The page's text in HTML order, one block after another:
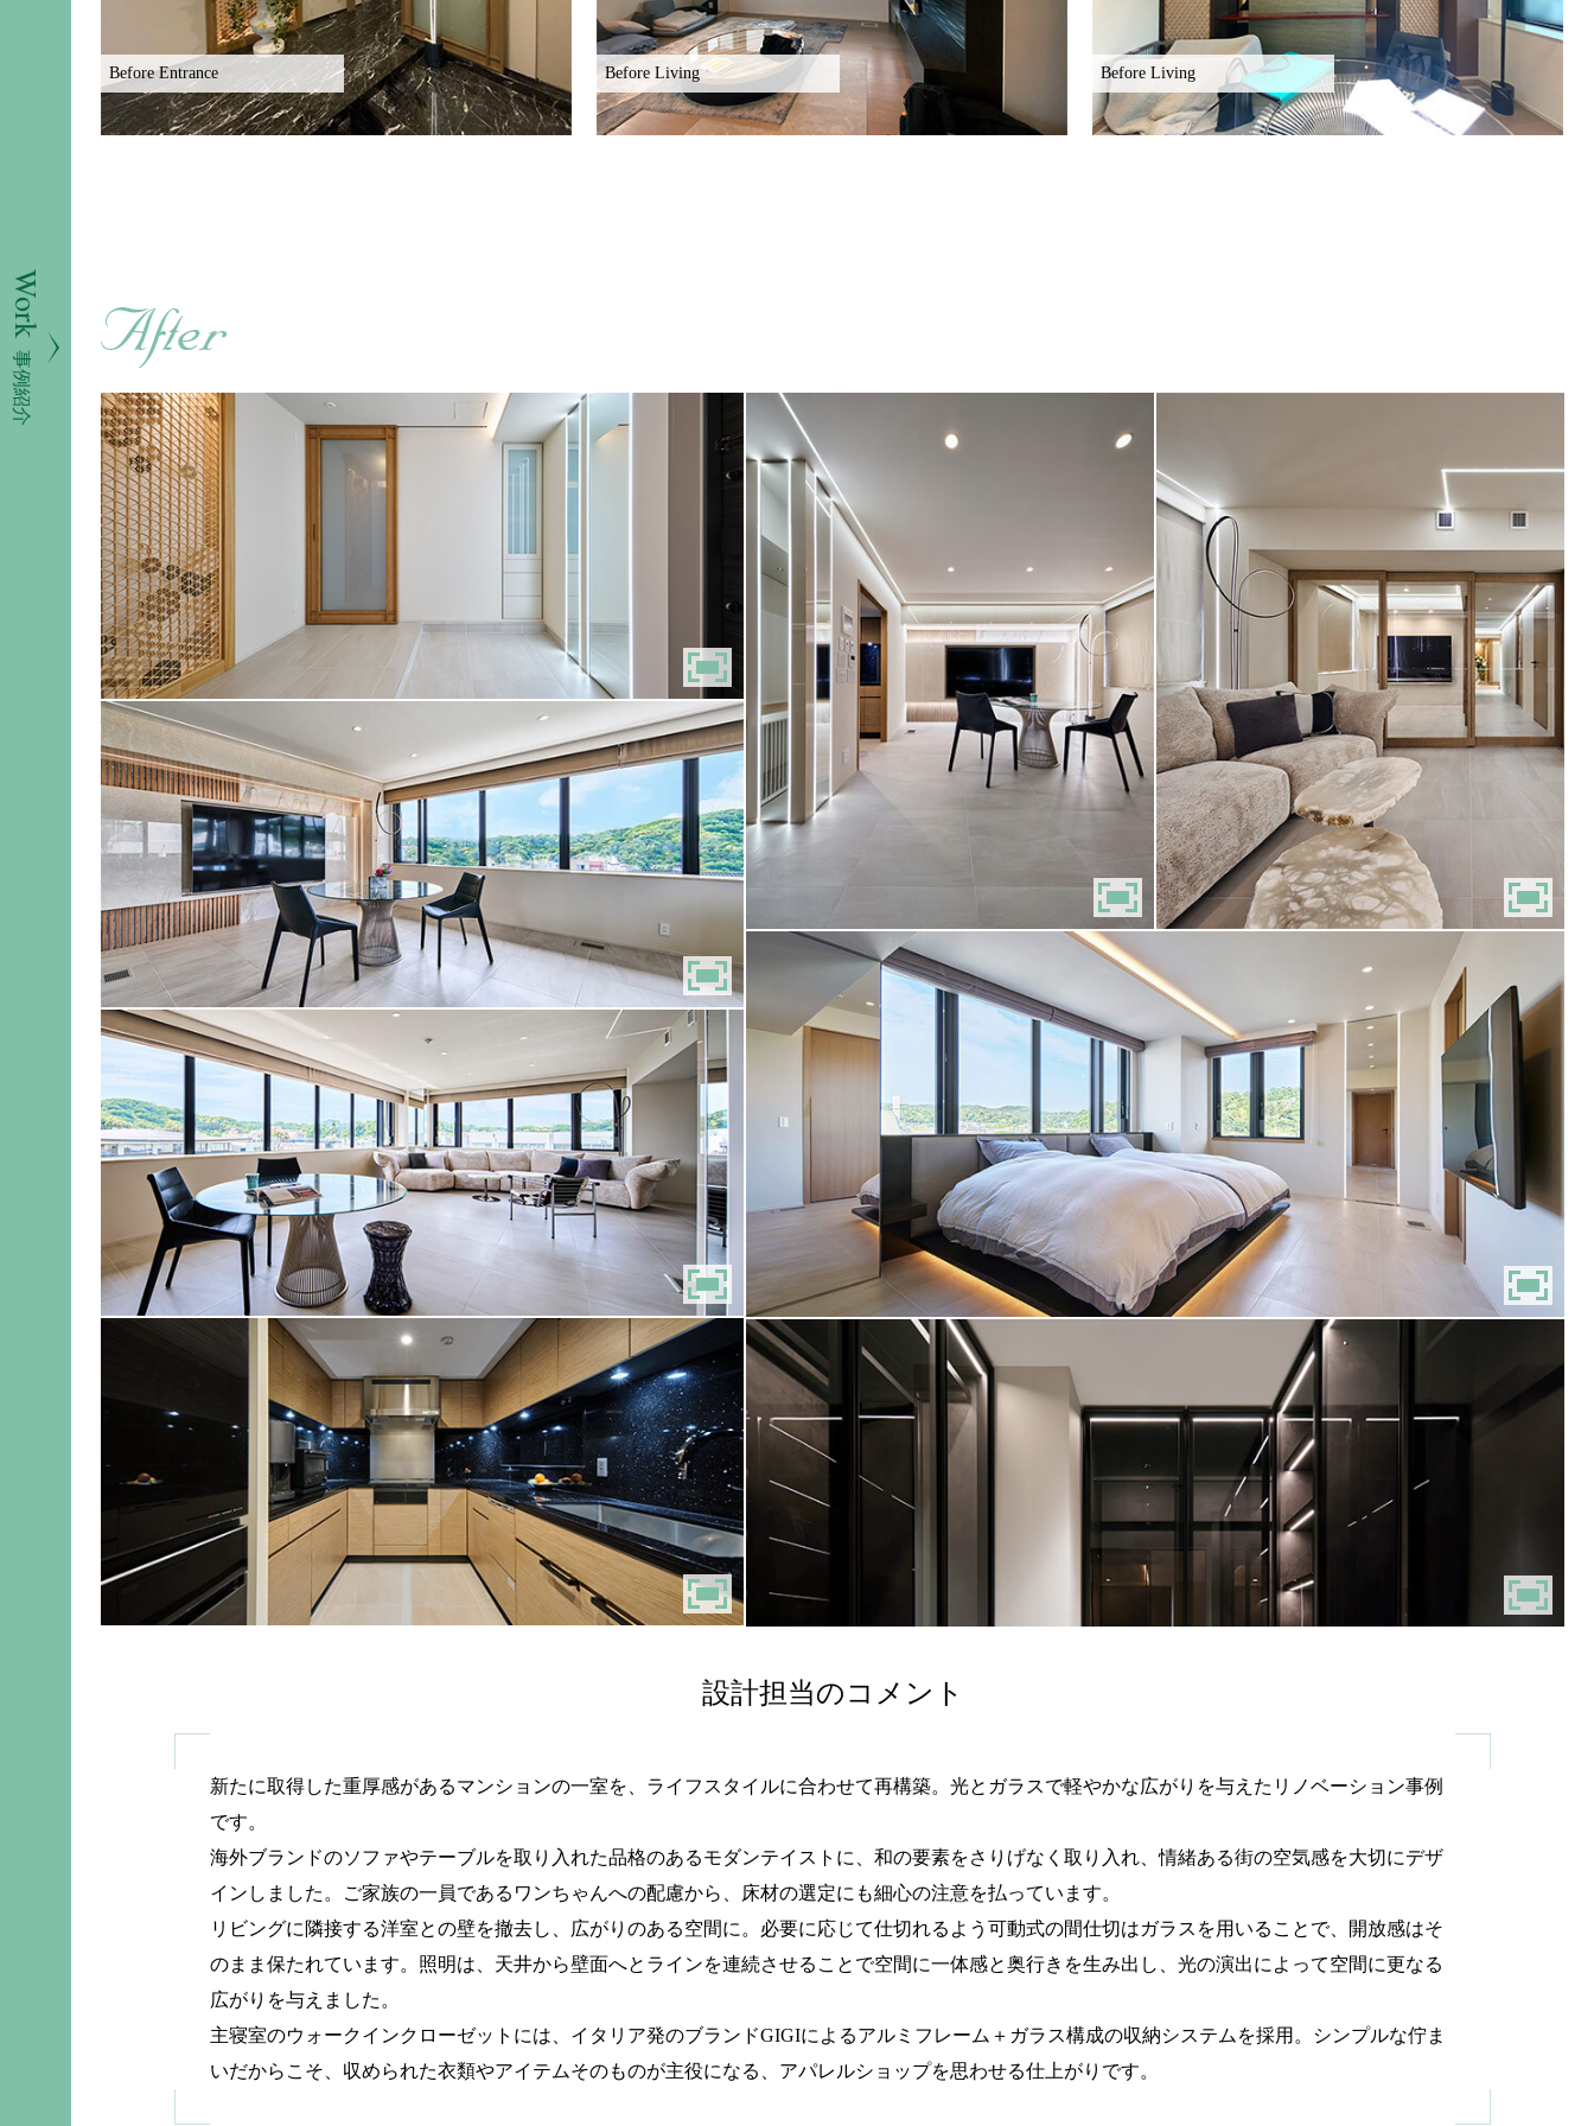
Work
事例紹介
Before Entrance Before Living Before Living
設計担当のコメント
新たに取得した重厚感があるマンションの一室を、ライフスタイルに合わせて再構築。光とガラスで軽やかな広がりを与えたリノベーション事例
です。
海外ブランドのソファやテーブルを取り入れた品格のあるモダンテイストに、和の要素をさりげなく取り入れ、情緒ある街の空気感を大切にデザ
インしました。ご家族の一員であるワンちゃんへの配慮から、床材の選定にも細心の注意を払っています。
リビングに隣接する洋室との壁を撤去し、広がりのある空間に。必要に応じて仕切れるよう可動式の間仕切はガラスを用いることで、開放感はそ
のまま保たれています。照明は、天井から壁面へとラインを連続させることで空間に一体感と奥行きを生み出し、光の演出によって空間に更なる
広がりを与えました。
主寝室のウォークインクローゼットには、イタリア発のブランドGIGIによるアルミフレーム＋ガラス構成の収納システムを採用。シンプルな佇ま
いだからこそ、収められた衣類やアイテムそのものが主役になる、アパレルショップを思わせる仕上がりです。